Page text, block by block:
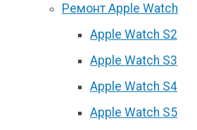
Ремонт Apple Watch
Apple Watch S2
Apple Watch S3
Apple Watch S4
Apple Watch S5